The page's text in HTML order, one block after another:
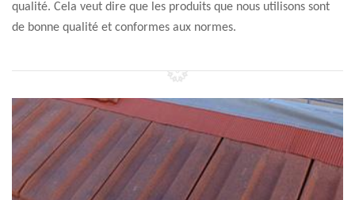
qualité. Cela veut dire que les produits que nous utilisons sont
de bonne qualité et conformes aux normes.